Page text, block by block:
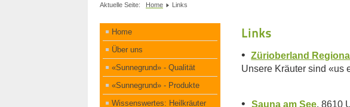
Aktuelle Seite: Home Links
Home
Über uns
«Sunnegrund» - Qualität
«Sunnegrund» - Produkte
Wissenswertes: Heilkräuter
Links
•
Zürioberland
Unsere Kräuter sind «us
•Sauna am See, 8610